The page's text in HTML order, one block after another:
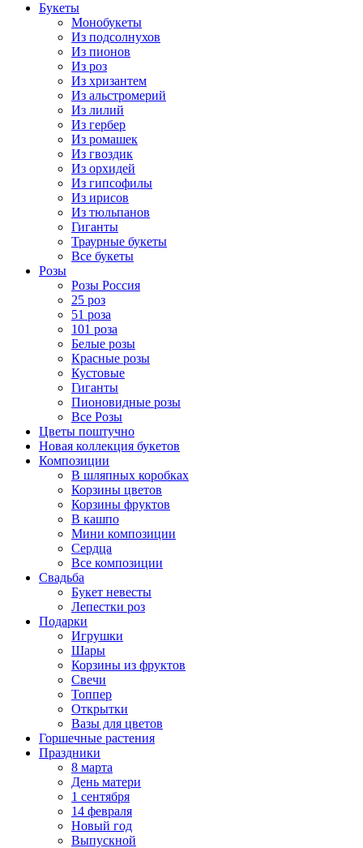
Букеты
Монобукеты
Из подсолнухов
Из пионов
Из роз
Из хризантем
Из альстромерий
Из лилий
Из гербер
Из ромашек
Из гвоздик
Из орхидей
Из гипсофилы
Из ирисов
Из тюльпанов
Гиганты
Траурные букеты
Все букеты
Розы
Розы Россия
25 роз
51 роза
101 роза
Белые розы
Красные розы
Кустовые
Гиганты
Пионовидные розы
Все Розы
Цветы поштучно
Новая коллекция букетов
Композиции
В шляпных коробках
Корзины цветов
Корзины фруктов
В кашпо
Мини композиции
Сердца
Все композиции
Свадьба
Букет невесты
Лепестки роз
Подарки
Игрушки
Шары
Корзины из фруктов
Свечи
Топпер
Открытки
Вазы для цветов
Горшечные растения
Праздники
8 марта
День матери
1 сентября
14 февраля
Новый год
Выпускной